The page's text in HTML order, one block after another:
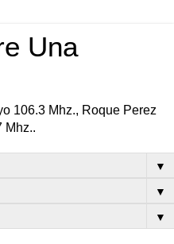
Una
106.3 Mhz., Roque Perez
Mhz..
▼
▼
▼